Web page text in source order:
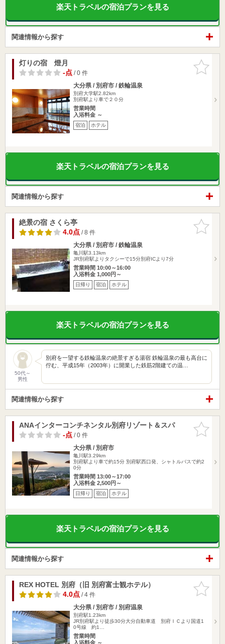
楽天トラベルの宿泊プランを見る
関連情報から探す
お気に入
りに追加
灯りの宿 燈月
-点/ 0 件
大分県 / 別府市 / 鉄輪温泉
別府大学駅2.82km
別府駅より車で２０分
営業時間
入浴料金 ～
宿泊 ホテル
楽天トラベルの宿泊プランを見る
関連情報から探す
お気に入
りに追加
絶景の宿 さくら亭
4.0点/ 8 件
大分県 / 別府市 / 鉄輪温泉
亀川駅3.13km
JR別府駅よりタクシーで15分別府ICより7分
営業時間 10:00～16:00
入浴料金 1,000円～
日帰り 宿泊 ホテル
楽天トラベルの宿泊プランを見る
50代～
男性
別府を一望する鉄輪温泉の絶景すぎる湯宿 鉄輪温泉の最も高台に
佇む、平成15年（2003年）に開業した鉄筋2階建ての温…
関連情報から探す
お気に入
りに追加
ANAインターコンチネンタル別府リゾート＆スパ
-点/ 0 件
大分県 / 別府市
亀川駅3.29km
別府駅より車で約15分 別府駅西口発、シャトルバスで約2
0分
営業時間 13:00～17:00
入浴料金 2,500円～
日帰り 宿泊 ホテル
楽天トラベルの宿泊プランを見る
関連情報から探す
お気に入
りに追加
REX HOTEL 別府（旧 別府富士観ホテル）
4.0点/ 4 件
大分県 / 別府市 / 別府温泉
別府駅1.23km
JR別府駅より徒歩30分大分自動車道 別府ＩＣより国道1
0号線 約1…
営業時間
入浴料金 ～